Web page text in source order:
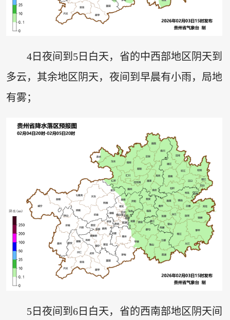
4日夜间到5日白天，省的中西部地区阴天到
多云，其余地区阴天，夜间到早晨有小雨，局地
有雾；
5日夜间到6日白天，省的西南部地区阴天间